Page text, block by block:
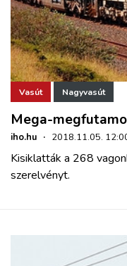
Vasút Nagyvasút
Mega-
iho.hu · 2018.11.05.
Kisiklatták a 268
szerelvényt.